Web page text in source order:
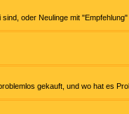
oder Neulinge mit "Empfehlung"
gekauft, und wo hat es